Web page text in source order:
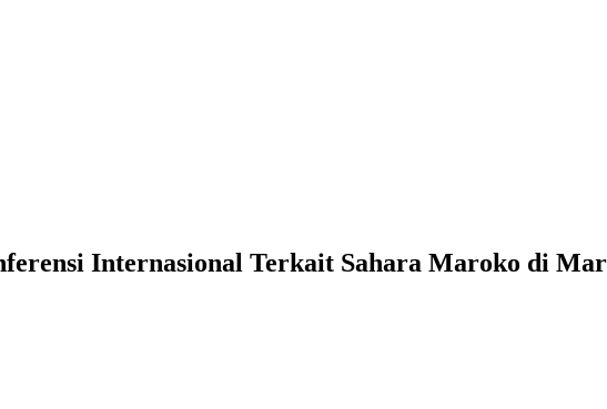
Internasional Terkait Sahara Maroko di